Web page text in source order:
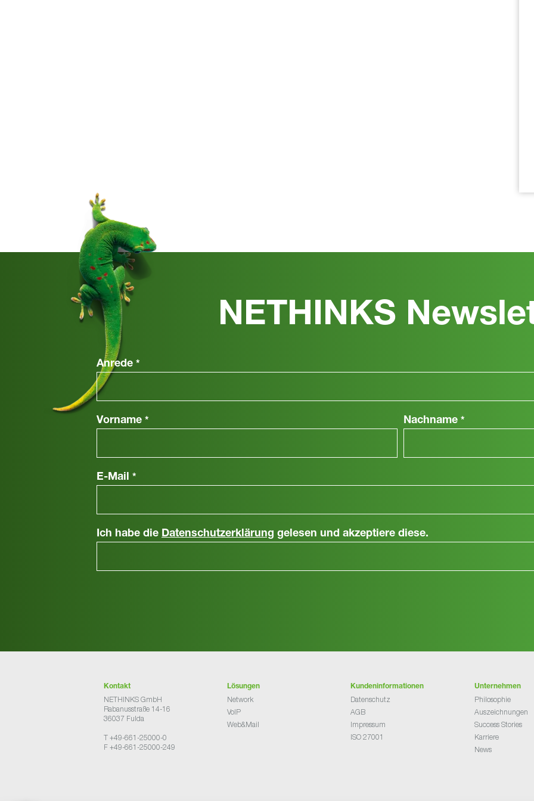
NETHINKS
Anrede *
Vorname * Nachname *
E-Mail *
Ich habe die Datenschutzerklärung gelesen und akzeptiere diese.
Kontakt
NETHINKS GmbH
Rabanusstraße 14-16
36037 Fulda
T +49-661-25000-0
F +49-661-25000-249
Lösungen
Network
VoIP
Web&Mail
Kundeninformationen
Datenschutz
AGB
Impressum
ISO 27001
Unternehmen
Philosophie
Auszeichnungen
Success Stories
Karriere
News